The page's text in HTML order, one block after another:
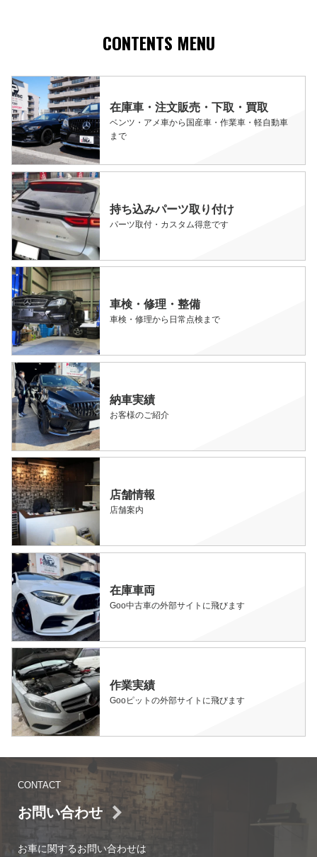
CONTENTS MENU
在庫車・注文販売・下取・買取
ベンツ・アメ車から国産車・作業車・軽自動車
まで
持ち込みパーツ取り付け
パーツ取付・カスタム得意です
車検・修理・整備
車検・修理から日常点検まで
納車実績
お客様のご紹介
店舗情報
店舗案内
在庫車両
Goo中古車の外部サイトに飛びます
作業実績
Gooピットの外部サイトに飛びます
CONTACT
お問い合わせ
お車に関するお問い合わせは